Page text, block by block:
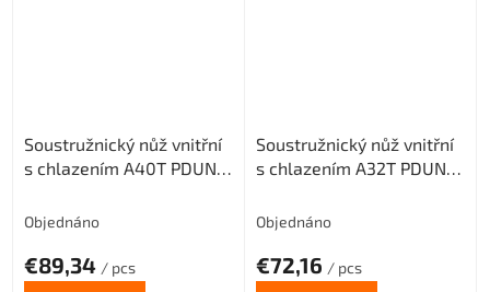
Soustružnický nůž vnitřní
s chlazením A40T PDUNR
1506.. (pravý)
Objednáno
€89,34 / pcs
Soustružnický nůž vnitřní
s chlazením A32T PDUNR
1506.. (pravý)
Objednáno
€72,16 / pcs